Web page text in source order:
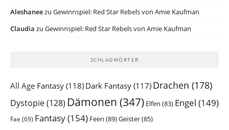
Aleshaneezu Gewinnspiel: Red Star Rebels von Amie Kaufman
Claudia zu Gewinnspiel: Red Star Rebels von Amie Kaufman
SCHLAGWÖRTER
All Age Fantasy (118) Dark Fantasy (117) Drachen (178)
Dystopie(128) Dämonen (347) Elfen (83) Engel (149)
Fae (69) Fantasy(154) Feen (89)Geister(85)